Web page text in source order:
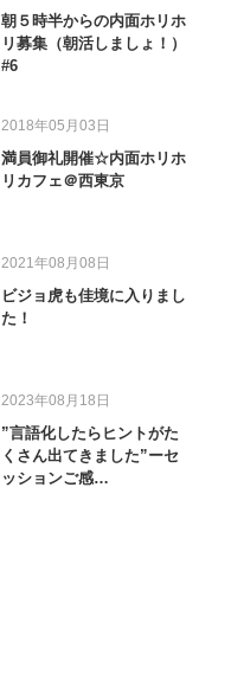
朝５時半からの内面ホリホ
リ募集（朝活しましょ！）
#6
2018年05月03日
満員御礼開催☆内面ホリホ
リカフェ＠西東京
2021年08月08日
ビジョ虎も佳境に入りまし
た！
2023年08月18日
”言語化したらヒントがた
くさん出てきました”ーセ
ッションご感…